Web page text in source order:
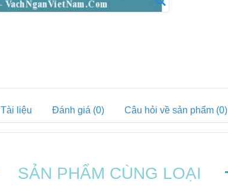
Tài liệu Đánh giá (0) Câu hỏi về sản phẩm (0)
SẢN PHẨM CÙNG LOẠI